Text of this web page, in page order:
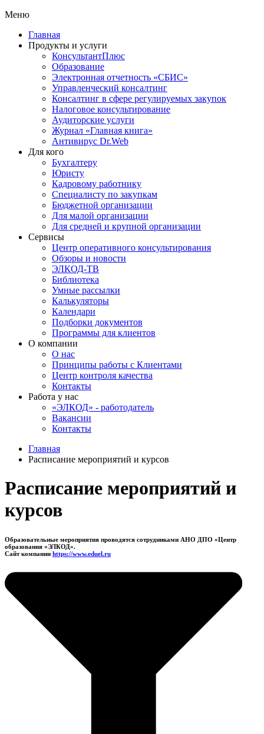
Меню
Главная
Продукты и услуги
КонсультантПлюс
Образование
Электронная отчетность «СБИС»
Управленческий консалтинг
Консалтинг в сфере регулируемых закупок
Налоговое консультирование
Аудиторские услуги
Журнал «Главная книга»
Антивирус Dr.Web
Для кого
Бухгалтеру
Юристу
Кадровому работнику
Специалисту по закупкам
Бюджетной организации
Для малой организации
Для средней и крупной организации
Сервисы
Центр оперативного консультирования
Обзоры и новости
ЭЛКОД-ТВ
Библиотека
Умные рассылки
Калькуляторы
Календари
Подборки документов
Программы для клиентов
О компании
О нас
Принципы работы с Клиентами
Центр контроля качества
Контакты
Работа у нас
«ЭЛКОД» - работодатель
Вакансии
Контакты
Главная
Расписание мероприятий и курсов
Расписание мероприятий и
курсов
Образовательные мероприятия проводятся сотрудниками АНО ДПО «Центр
образования «ЭЛКОД».
Сайт компании https://www.eduel.ru